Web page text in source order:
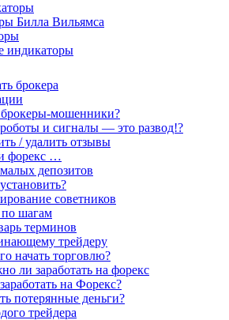
Билла Вильямса
индикаторы
брокера
брокеры-мошенники?
и сигналы — это развод!?
/ удалить отзывы
форекс …
депозитов
советников
шагам
терминов
трейдеру
начать торговлю?
ли заработать на форекс
на Форекс?
потерянные деньги?
трейдера